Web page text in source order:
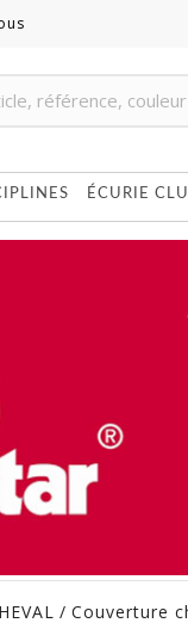
ÉCURIE
/ Couverture